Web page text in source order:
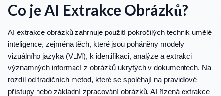
Co je AI Extrakce Obrázků?
AI extrakce obrázků zahrnuje použití pokročilých technik umělé
inteligence, zejména těch, které jsou poháněny modely
vizuálního jazyka (VLM), k identifikaci, analýze a extrakci
významných informací z obrázků ukrytých v dokumentech. Na
rozdíl od tradičních metod, které se spoléhají na pravidlové
přístupy nebo základní zpracování obrázků, AI řízená extrakce